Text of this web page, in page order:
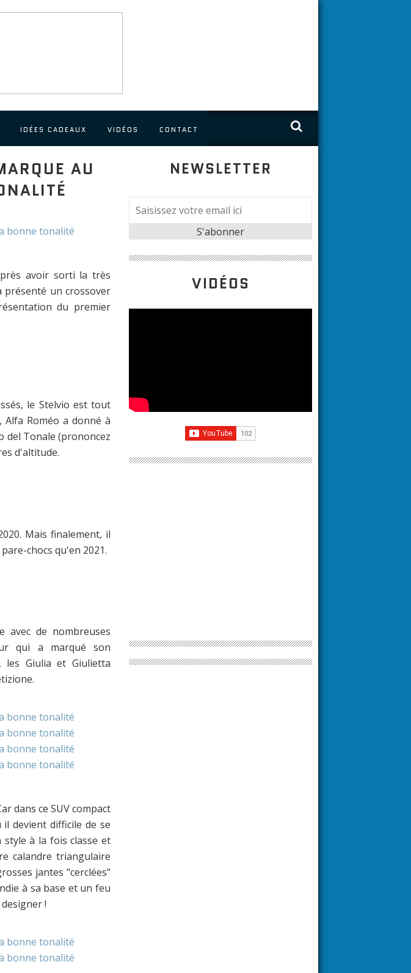
IDÉES CADEAUX VIDÉOS CONTACT
AU
avoir sorti la très
présenté un crossover
du premier
le Stelvio est tout
Roméo a donné à
del Tonale (prononcez
d'altitude.
Mais finalement, il
chocs qu'en 2021.
avec de nombreuses
qui a marqué son
les Giulia et Giulietta
dans ce SUV compact
devient difficile de se
à la fois classe et
calandre triangulaire
jantes "cerclées"
à sa base et un feu
!
NEWSLETTER
VIDÉOS